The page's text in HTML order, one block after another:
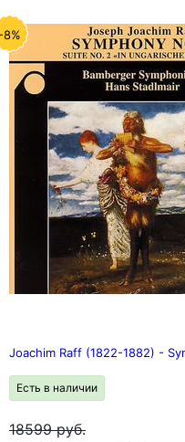
8%
Joachim Raff (1822-1882) -
Есть в наличии
18599руб.